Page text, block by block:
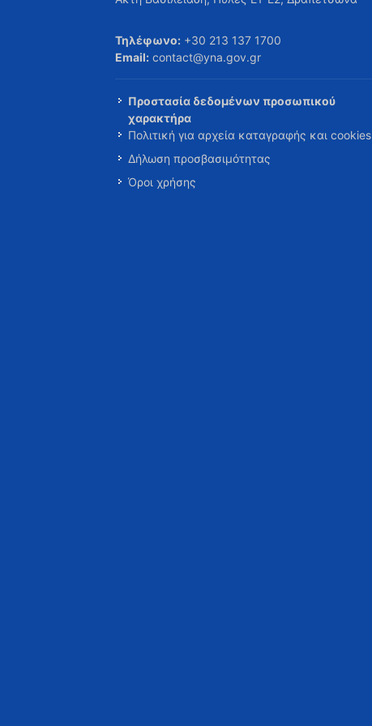
Τηλέφωνο: +30 213 137 1700
Email: contact@yna.gov.gr
Προστασία δεδομένων προσωπικού
χαρακτήρα
Πολιτική για αρχεία καταγραφής και cookies
Δήλωση προσβασιμότητας
Όροι χρήσης